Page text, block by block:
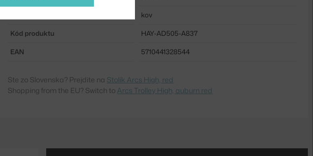
kov
Kód produktu
HAY-AD505-A837
EAN
5710441328544
Ste zo Slovenska? Prejdite na Stolík Arcs High, red
Shopping from the EU? Switch to Arcs Trolley High, auburn red